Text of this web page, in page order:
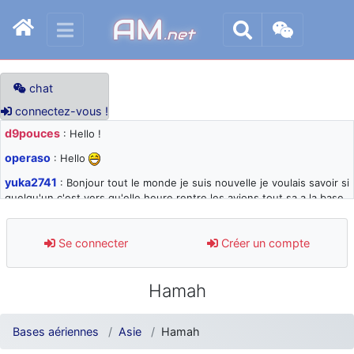
AM.net
chat
connectez-vous !
d9pouces : Hello !
operaso : Hello
yuka2741 : Bonjour tout le monde je suis nouvelle je voulais savoir si
quelqu'un c'est vers qu'elle heure rentre les avions tout sa a la base
d9pouces: désolé pour les quelques blocages du site ces derniers
jours : je teste des méthodes contre le spam et les bots trop nocifs
: Super, la nouvelle bannière
d9pouces : je suis un avion@,._,+ > lesquels ? je ne suis pas sûr de
comprendre
Se connecter Créer un compte
Hamah
Bases aériennes Asie Hamah